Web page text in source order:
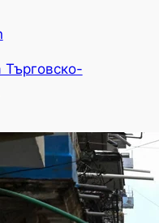
Търговско-